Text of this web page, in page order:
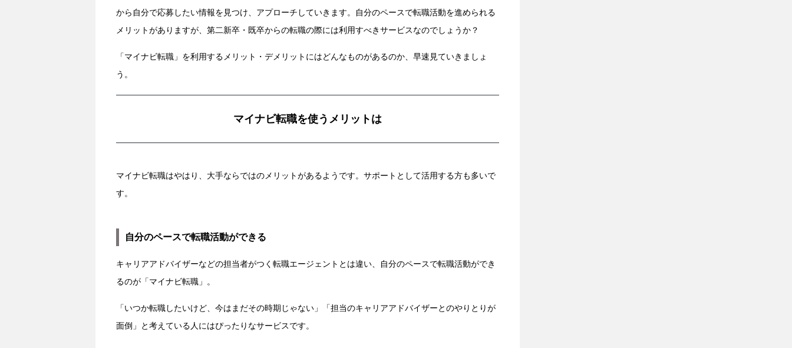
から自分で応募したい情報を見つけ、アプローチしていきます。自分のペースで転職活動を進められる
メリットがありますが、第二新卒・既卒からの転職の際には利用すべきサービスなのでしょうか？
「マイナビ転職」を利用するメリット・デメリットにはどんなものがあるのか、早速見ていきましょ
う。
マイナビ転職を使うメリットは
マイナビ転職はやはり、大手ならではのメリットがあるようです。サポートとして活用する方も多いで
す。
自分のペースで転職活動ができる
キャリアアドバイザーなどの担当者がつく転職エージェントとは違い、自分のペースで転職活動ができ
るのが「マイナビ転職」。
「いつか転職したいけど、今はまだその時期じゃない」「担当のキャリアアドバイザーとのやりとりが
面倒」と考えている人にはぴったりなサービスです。